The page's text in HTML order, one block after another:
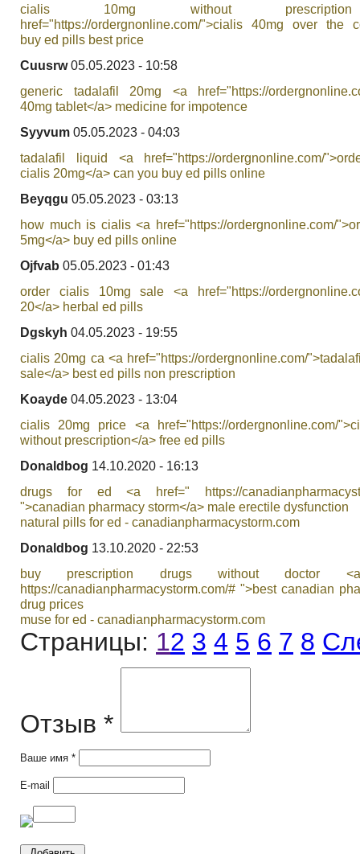
cialis 10mg without
href="https://ordergnonline.com/">cialis 40mg over the
buy ed pills best price
Cuusrw 05.05.2023 - 10:58
generic tadalafil 20mg <a href="https://
40mg tablet</a> medicine for impotence
Syyvum 05.05.2023 - 04:03
tadalafil liquid <a href="https://ordergnonline.com/
cialis 20mg</a> can you buy ed pills online
Beyqgu 05.05.2023 - 03:13
how much is cialis <a href="https://ordergnonline.com/
5mg</a> buy ed pills online
Ojfvab 05.05.2023 - 01:43
order cialis 10mg sale <a href="https://
20</a> herbal ed pills
Dgskyh 04.05.2023 - 19:55
cialis 20mg ca <a href="https://ordergnonline.com/
sale</a> best ed pills non prescription
Koayde 04.05.2023 - 13:04
cialis 20mg price <a href="https://ordergnonline.com/
without prescription</a> free ed pills
Donaldbog 14.10.2020 - 16:13
drugs for ed <a href=" https://
">canadian pharmacy storm</a> male erectile dysfunction
natural pills for ed - canadianpharmacystorm.com
Donaldbog 13.10.2020 - 22:53
buy prescription drugs without doctor
https://canadianpharmacystorm.com/# ">best canadian
drug prices
muse for ed - canadianpharmacystorm.com
Страницы: 12 3 4 5 6 7 8
Отзыв *
Ваше имя *
E-mail